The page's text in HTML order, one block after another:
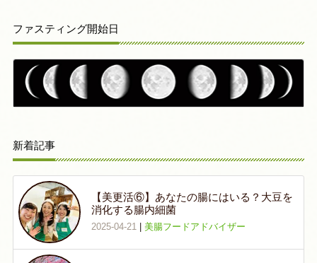
ファスティング開始日
新着記事
【美更活⑥】あなたの腸にはいる？大豆を
消化する腸内細菌
2025-04-21| 美腸フードアドバイザー